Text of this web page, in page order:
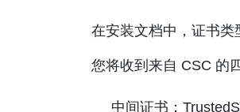
在安装文档中，证书类
您将收到来自 CSC 的
中间证书：